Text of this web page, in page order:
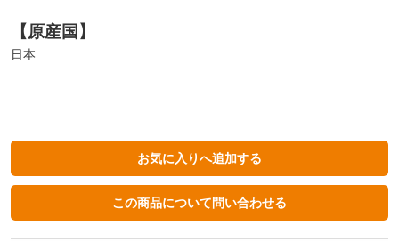
【原産国】
日本